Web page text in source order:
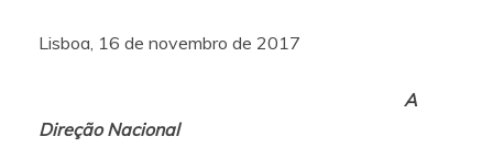
Lisboa, 16 de novembro de 2017
A
Direção Nacional